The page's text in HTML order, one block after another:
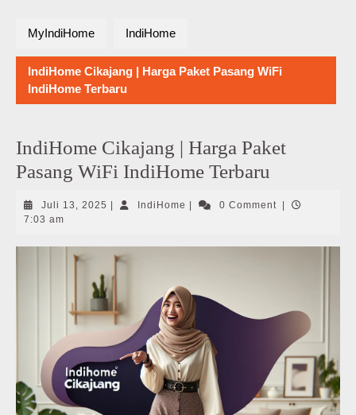
MyIndiHome IndiHome
IndiHome Cikajang | Harga Paket Pasang WiFi
IndiHome Terbaru
IndiHome Cikajang | Harga Paket
Pasang WiFi IndiHome Terbaru
Juli 13, 2025 Juli
IndiHome IndiHome0 Comment
7:03 am